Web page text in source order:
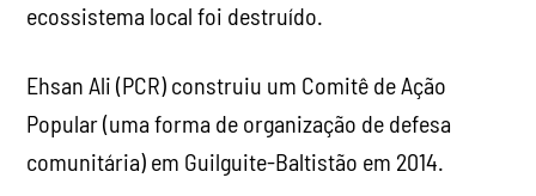
ecossistema local foi destruído.
Ehsan Ali (PCR) construiu um Comitê de Ação
Popular (uma forma de organização de defesa
comunitária) em Guilguite-Baltistão em 2014.